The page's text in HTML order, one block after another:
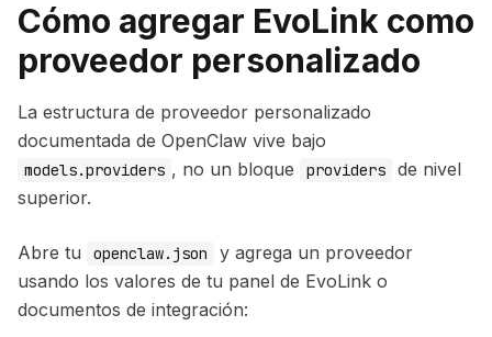
Cómo agregar EvoLink como
proveedor personalizado
La estructura de proveedor personalizado
documentada de OpenClaw vive bajo
models.providers , no un bloque providers
de nivel
superior.
Abre tu openclaw.json
y agrega un proveedor
usando los valores de tu panel de EvoLink o
documentos de integración: